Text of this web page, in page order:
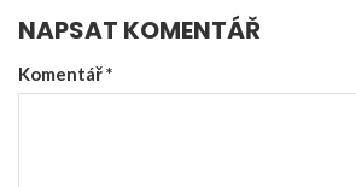
NAPSAT KOMENTÁŘ
Komentář*